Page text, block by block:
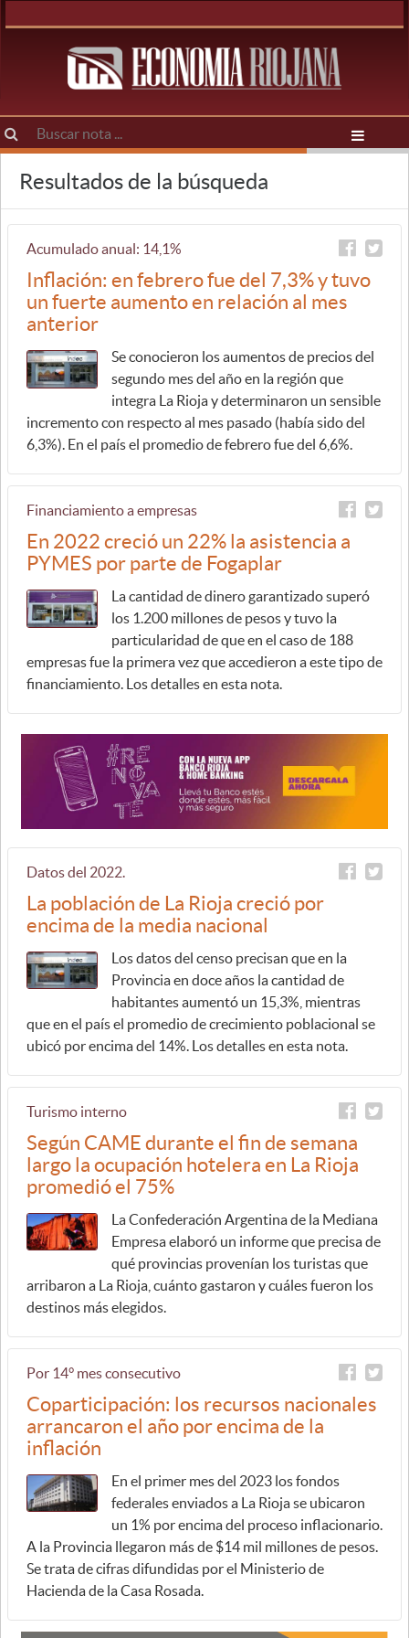
Resultados de la búsqueda
Acumulado anual: 14,1%
Inflación: en febrero fue del 7,3% y tuvo
un fuerte aumento en relación al mes
anterior
Se conocieron los aumentos de precios del
segundo mes del año en la región que
integra La Rioja y determinaron un sensible
incremento con respecto al mes pasado (había sido del
6,3%). En el país el promedio de febrero fue del 6,6%.
Financiamiento a empresas
En 2022 creció un 22% la asistencia a
PYMES por parte de Fogaplar
La cantidad de dinero garantizado superó
los 1.200 millones de pesos y tuvo la
particularidad de que en el caso de 188
empresas fue la primera vez que accedieron a este tipo de
financiamiento. Los detalles en esta nota.
Datos del 2022.
La población de La Rioja creció por
encima de la media nacional
Los datos del censo precisan que en la
Provincia en doce años la cantidad de
habitantes aumentó un 15,3%, mientras
que en el país el promedio de crecimiento poblacional se
ubicó por encima del 14%. Los detalles en esta nota.
Turismo interno
Según CAME durante el fin de semana
largo la ocupación hotelera en La Rioja
promedió el 75%
La Confederación Argentina de la Mediana
Empresa elaboró un informe que precisa de
qué provincias provenían los turistas que
arribaron a La Rioja, cuánto gastaron y cuáles fueron los
destinos más elegidos.
Por 14° mes consecutivo
Coparticipación: los recursos nacionales
arrancaron el año por encima de la
inflación
En el primer mes del 2023 los fondos
federales enviados a La Rioja se ubicaron
un 1% por encima del proceso inflacionario.
A la Provincia llegaron más de $14 mil millones de pesos.
Se trata de cifras difundidas por el Ministerio de
Hacienda de la Casa Rosada.